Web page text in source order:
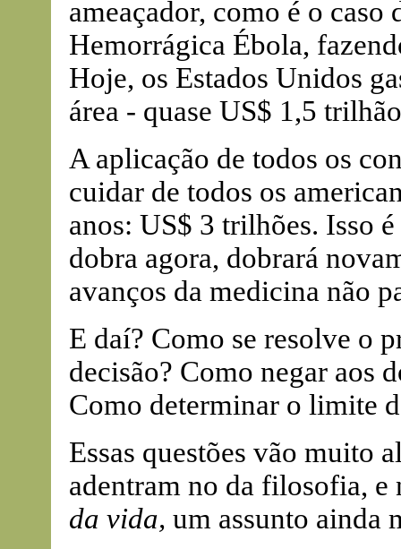
ameaçador, como é o caso
Hemorrágica Ébola,
Hoje, os Estados Unidos
área - quase US$ 1,5
A aplicação de todos os
cuidar de todos os
anos: US$ 3 trilhões. Isso
dobra agora, dobrará
avanços da medicina não
E daí? Como se resolve o
decisão? Como negar aos
Como determinar o limite
Essas questões vão muito
adentram no da filosofia,
da vida, um assunto ainda